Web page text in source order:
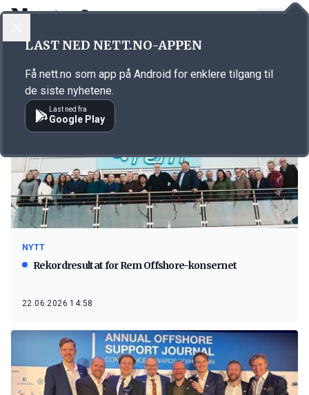
Emne: Rem Offshore
NYTT
Rekordresultat for Rem Offshore-konsernet
22.06.2026 14:58
LAST NED NETT.NO-APPEN
Få nett.no som app på Android for enklere tilgang til
de siste nyhetene.
Last ned fra
Google Play